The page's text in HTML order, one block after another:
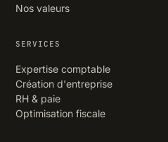
Nos valeurs
SERVICES
Expertise comptable
Création d'entreprise
RH & paie
Optimisation fiscale